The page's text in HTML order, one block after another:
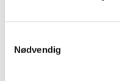
Nødvendig